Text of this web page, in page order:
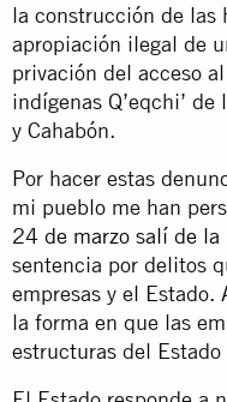
la construcción de las
apropiación ilegal de
privación del acceso
indígenas Q’eqchi’
y Cahabón.
Por hacer estas
mi pueblo me han
24 de marzo salí de la
sentencia por delitos
empresas y el Estado.
la forma en que las
estructuras del Estado